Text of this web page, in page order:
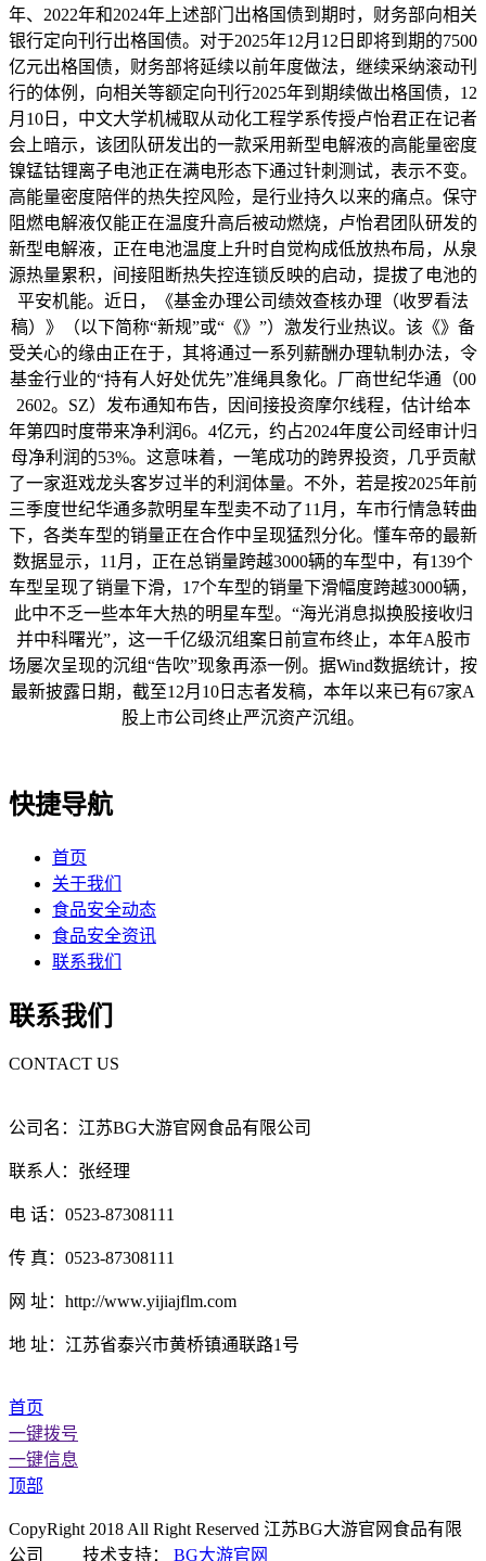
年、2022年和2024年上述部门出格国债到期时，财务部向相关
银行定向刊行出格国债。对于2025年12月12日即将到期的7500
亿元出格国债，财务部将延续以前年度做法，继续采纳滚动刊
行的体例，向相关等额定向刊行2025年到期续做出格国债，12
月10日，中文大学机械取从动化工程学系传授卢怡君正在记者
会上暗示，该团队研发出的一款采用新型电解液的高能量密度
镍锰钴锂离子电池正在满电形态下通过针刺测试，表示不变。
高能量密度陪伴的热失控风险，是行业持久以来的痛点。保守
阻燃电解液仅能正在温度升高后被动燃烧，卢怡君团队研发的
新型电解液，正在电池温度上升时自觉构成低放热布局，从泉
源热量累积，间接阻断热失控连锁反映的启动，提拔了电池的
平安机能。近日，《基金办理公司绩效查核办理（收罗看法
稿）》（以下简称“新规”或“《》”）激发行业热议。该《》备
受关心的缘由正在于，其将通过一系列薪酬办理轨制办法，令
基金行业的“持有人好处优先”准绳具象化。厂商世纪华通（00
2602。SZ）发布通知布告，因间接投资摩尔线程，估计给本
年第四时度带来净利润6。4亿元，约占2024年度公司经审计归
母净利润的53%。这意味着，一笔成功的跨界投资，几乎贡献
了一家逛戏龙头客岁过半的利润体量。不外，若是按2025年前
三季度世纪华通多款明星车型卖不动了11月，车市行情急转曲
下，各类车型的销量正在合作中呈现猛烈分化。懂车帝的最新
数据显示，11月，正在总销量跨越3000辆的车型中，有139个
车型呈现了销量下滑，17个车型的销量下滑幅度跨越3000辆，
此中不乏一些本年大热的明星车型。“海光消息拟换股接收归
并中科曙光”，这一千亿级沉组案日前宣布终止，本年A股市
场屡次呈现的沉组“告吹”现象再添一例。据Wind数据统计，按
最新披露日期，截至12月10日志者发稿，本年以来已有67家A
股上市公司终止严沉资产沉组。
快捷导航
首页
关于我们
食品安全动态
食品安全资讯
联系我们
联系我们
CONTACT US
公司名：江苏BG大游官网食品有限公司
联系人：张经理
电 话：0523-87308111
传 真：0523-87308111
网 址：http://www.yijiajflm.com
地 址：江苏省泰兴市黄桥镇通联路1号
首页
一键拨号
一键信息
顶部
CopyRight 2018 All Right Reserved 江苏BG大游官网食品有限
公司 技术支持： BG大游官网